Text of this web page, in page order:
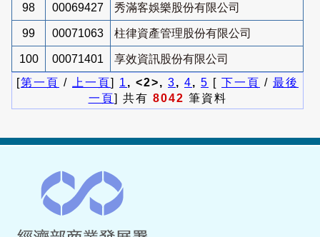
98 00069427 秀滿客娛樂股份有限公司
99 00071063 柱律資產管理股份有限公司
100 00071401
享效資訊股份有限公司
[第一頁 / 上一頁] 1 , <2>, 3, 4, 5 [ 下一頁 / 最後
一頁] 共有 8042 筆資料